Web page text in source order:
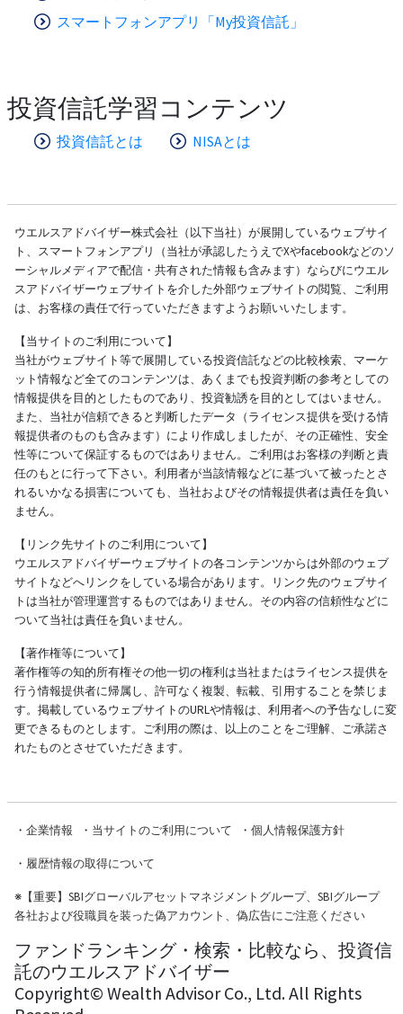
スマートフォンアプリ「My投資信託」
投資信託学習コンテンツ
投資信託とは NISAとは
ウエルスアドバイザー株式会社（以下当社）が展開しているウェブサイ
ト、スマートフォンアプリ（当社が承認したうえでXやfacebookなどのソ
ーシャルメディアで配信・共有された情報も含みます）ならびにウエル
スアドバイザーウェブサイトを介した外部ウェブサイトの閲覧、ご利用
は、お客様の責任で行っていただきますようお願いいたします。
【当サイトのご利用について】
当社がウェブサイト等で展開している投資信託などの比較検索、マーケ
ット情報など全てのコンテンツは、あくまでも投資判断の参考としての
情報提供を目的としたものであり、投資勧誘を目的としてはいません。
また、当社が信頼できると判断したデータ（ライセンス提供を受ける情
報提供者のものも含みます）により作成しましたが、その正確性、安全
性等について保証するものではありません。ご利用はお客様の判断と責
任のもとに行って下さい。利用者が当該情報などに基づいて被ったとさ
れるいかなる損害についても、当社およびその情報提供者は責任を負い
ません。
【リンク先サイトのご利用について】
ウエルスアドバイザーウェブサイトの各コンテンツからは外部のウェブ
サイトなどへリンクをしている場合があります。リンク先のウェブサイ
トは当社が管理運営するものではありません。その内容の信頼性などに
ついて当社は責任を負いません。
【著作権等について】
著作権等の知的所有権その他一切の権利は当社またはライセンス提供を
行う情報提供者に帰属し、許可なく複製、転載、引用することを禁じま
す。掲載しているウェブサイトのURLや情報は、利用者への予告なしに変
更できるものとします。ご利用の際は、以上のことをご理解、ご承諾さ
れたものとさせていただきます。
・ 企業情報 ・ 当サイトのご利用について ・ 個人情報保護方針
・ 履歴情報の取得について
※【重要】SBIグローバルアセットマネジメントグループ、SBIグループ
各社および役職員を装った偽アカウント、偽広告にご注意ください
ファンドランキング・検索・比較なら、投資信
託のウエルスアドバイザー
Copyright© Wealth Advisor Co., Ltd. All Rights